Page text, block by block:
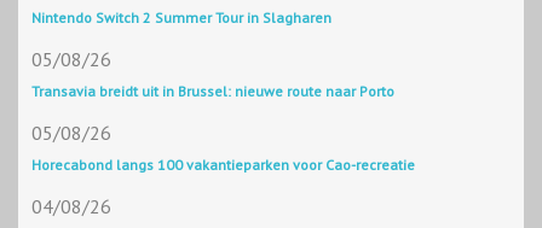
Nintendo Switch 2 Summer Tour in Slagharen
05/08/26
Transavia breidt uit in Brussel: nieuwe route naar Porto
05/08/26
Horecabond langs 100 vakantieparken voor Cao-recreatie
04/08/26